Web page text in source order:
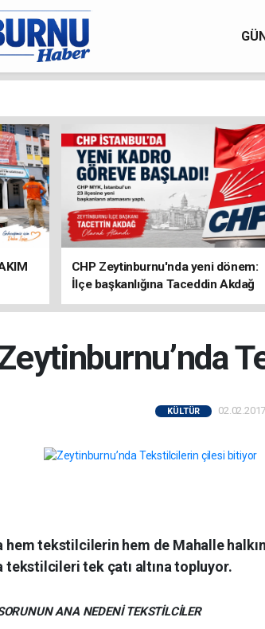
CHP Zeytinburnu'nda yeni dönem:
İlçe başkanlığına Taceddin Akdağ
atandı
KÜLTÜR
hem tekstilcilerin hem de Mahalle
tekstilcileri tek çatı altına topluyor.
ANA NEDENİ TEKSTİLCİLER